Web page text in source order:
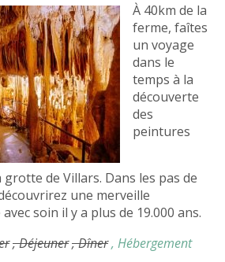
À 40km de la
ferme, faîtes
un voyage
dans le
temps à la
découverte
des
peintures
de Villars. Dans les pas de
une merveille
soin il y a plus de 19.000 ans.
, Déjeuner, Dîner, Hébergement